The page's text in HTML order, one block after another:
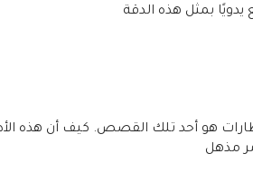
بمثل هذه الدقة
هو أحد تلك القصص. كيف أن هذه
مذهل